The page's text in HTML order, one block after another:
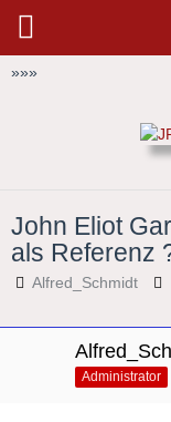
»»»
John Eliot
als Referenz
Alfred_Schmidt
Administrator